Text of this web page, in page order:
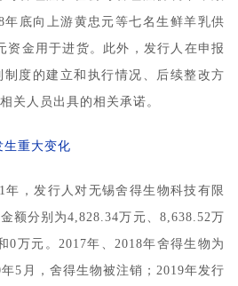
年底向上游黄忠元等七名生鲜羊乳供
资金用于进货。此外，发行人在申报
度的建立和执行情况、后续整改方
关人员出具的相关承诺。
重大变化
年，发行人对无锡舍得生物科技有限
额分别为4,828.34万元、8,638.52万
0万元。2017年、2018年舍得生物为
5月，舍得生物被注销；2019年发行